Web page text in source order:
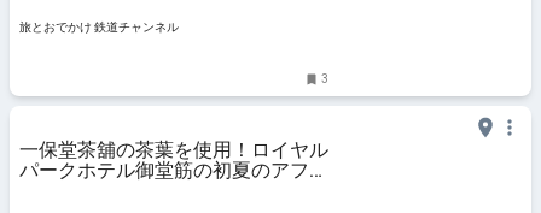
ック！ | 旅とおでかけ 鉄道チャンネ
旅とおでかけ 鉄道チャンネル
3
一保堂茶舖の茶葉を使用！ロイヤル
パークホテル御堂筋の初夏のアフタ